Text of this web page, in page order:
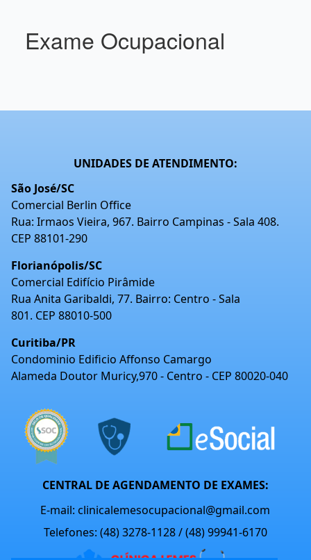
Exame Ocupacional
UNIDADES DE ATENDIMENTO:
São José/SC
Comercial Berlin Office
Rua: Irmaos Vieira, 967. Bairro Campinas - Sala 408.
CEP 88101-290
Florianópolis/SC
Comercial Edifício Pirâmide
Rua Anita Garibaldi, 77. Bairro: Centro - Sala
801. CEP 88010-500
Curitiba/PR
Condominio Edificio Affonso Camargo
Alameda Doutor Muricy,970 - Centro - CEP 80020-040
CENTRAL DE AGENDAMENTO DE EXAMES:
E-mail: clinicalemesocupacional@gmail.com
Telefones: (48) 3278-1128 / (48) 99941-6170